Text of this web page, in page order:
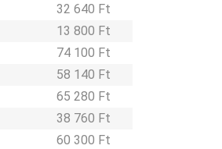
32 640 Ft
13 800 Ft
74 100 Ft
58 140 Ft
65 280 Ft
38 760 Ft
60 300 Ft